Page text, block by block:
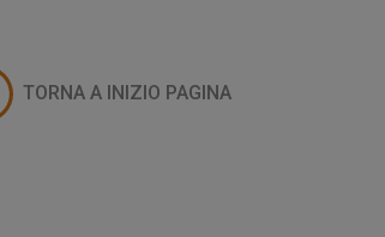
TORNA A INIZIO PAGINA